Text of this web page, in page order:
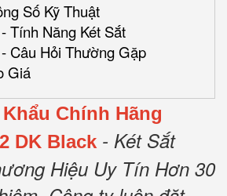
Số Kỹ Thuật
Tính Năng Két Sắt
Câu Hỏi Thường Gặp
Giá
Chính Hãng
DK Black - Két Sắt
Hiệu Uy Tín Hơn 30